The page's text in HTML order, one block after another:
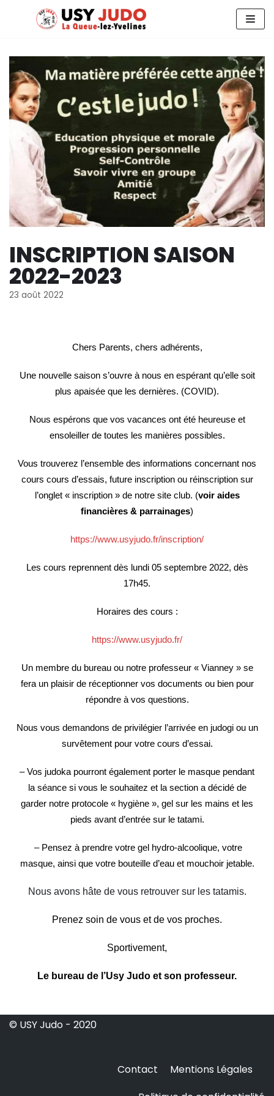
INSCRIPTION SAISON
2022-2023
23 août 2022
Chers Parents, chers adhérents,
Une nouvelle saison s’ouvre à nous en espérant qu’elle soit
plus apaisée que les dernières. (COVID).
Nous espérons que vos vacances ont été heureuse et
ensoleiller de toutes les manières possibles.
Vous trouverez l’ensemble des informations concernant nos
cours cours d’essais, future inscription ou réinscription sur
l’onglet « inscription » de notre site club. (voir aides
financières & parrainages)
https://www.usyjudo.fr/inscription/
Les cours reprennent dès lundi 05 septembre 2022, dès
17h45.
Horaires des cours :
https://www.usyjudo.fr/
Un membre du bureau ou notre professeur « Vianney » se
fera un plaisir de réceptionner vos documents ou bien pour
répondre à vos questions.
Nous vous demandons de privilégier l’arrivée en judogi ou un
survêtement pour votre cours d’essai.
– Vos judoka pourront également porter le masque pendant
la séance si vous le souhaitez et la section a décidé de
garder notre protocole « hygiène », gel sur les mains et les
pieds avant d’entrée sur le tatami.
– Pensez à prendre votre gel hydro-alcoolique, votre
masque, ainsi que votre bouteille d’eau et mouchoir jetable.
Nous avons hâte de vous retrouver sur les tatamis.
Prenez soin de vous et de vos proches.
Sportivement,
Le bureau de l’Usy Judo et son professeur.
© USY Judo - 2020
Contact
Mentions Légales